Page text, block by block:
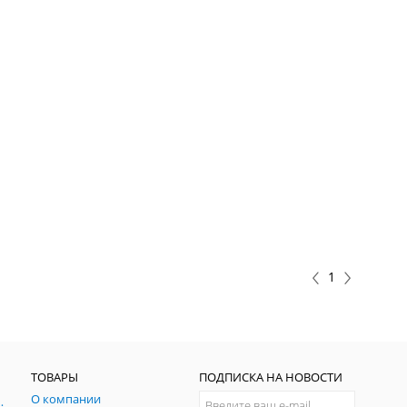
1
ГНСС
ТОВАРЫ
О компании
ПОДПИСКА НА НОВОСТИ